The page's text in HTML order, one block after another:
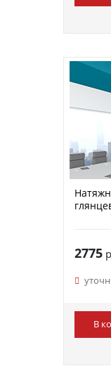
2775
В